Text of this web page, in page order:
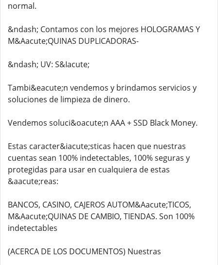
normal.
&ndash; Contamos con los mejores HOLOGRAMAS Y
M&Aacute;QUINAS DUPLICADORAS-
&ndash; UV: S&Iacute;
Tambi&eacute;n vendemos y brindamos servicios y
soluciones de limpieza de dinero.
Vendemos soluci&oacute;n AAA + SSD Black Money.
Estas caracter&iacute;sticas hacen que nuestras
cuentas sean 100% indetectables, 100% seguras y
protegidas para usar en cualquiera de estas
&aacute;reas:
BANCOS, CASINO, CAJEROS AUTOM&Aacute;TICOS,
M&Aacute;QUINAS DE CAMBIO, TIENDAS. Son 100%
indetectables
(ACERCA DE LOS DOCUMENTOS) Nuestras